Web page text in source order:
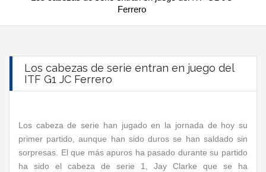
Ferrero
Los cabezas de serie entran en juego del
ITF G1 JC Ferrero
Los cabeza de serie han jugado en la jornada de hoy su
primer partido, aunque han sido duros se han saldado sin
sorpresas. El que más apuros ha pasado durante su partido
ha sido el cabeza de serie 1, Jay Clarke que se ha